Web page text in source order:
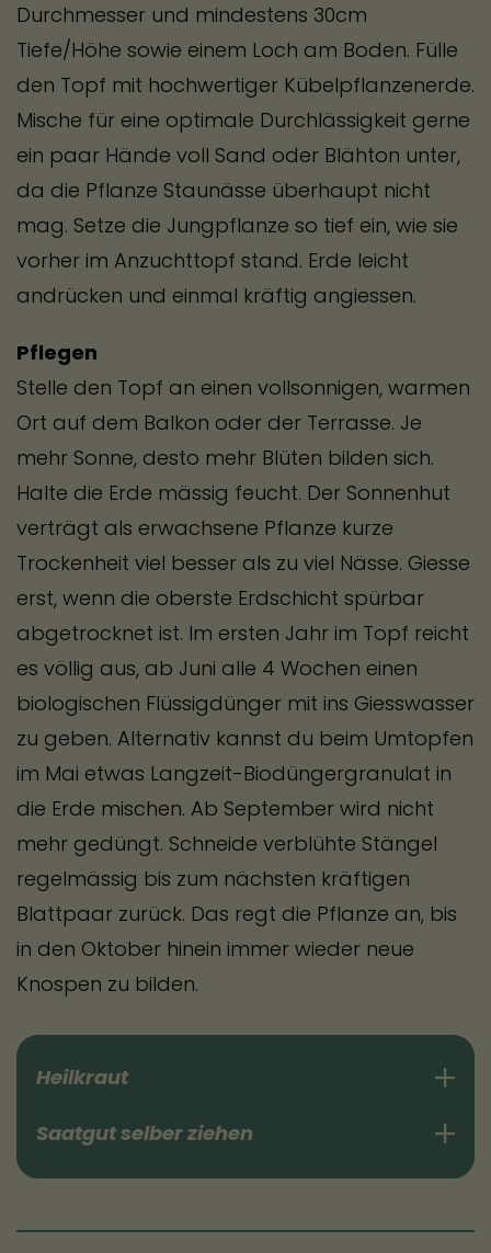
Durchmesser und mindestens 30cm
Tiefe/Höhe sowie einem Loch am Boden. Fülle
den Topf mit hochwertiger Kübelpflanzenerde.
Mische für eine optimale Durchlässigkeit gerne
ein paar Hände voll Sand oder Blähton unter,
da die Pflanze Staunässe überhaupt nicht
mag. Setze die Jungpflanze so tief ein, wie sie
vorher im Anzuchttopf stand. Erde leicht
andrücken und einmal kräftig angiessen.
Pflegen
Stelle den Topf an einen vollsonnigen, warmen
Ort auf dem Balkon oder der Terrasse. Je
mehr Sonne, desto mehr Blüten bilden sich.
Halte die Erde mässig feucht. Der Sonnenhut
verträgt als erwachsene Pflanze kurze
Trockenheit viel besser als zu viel Nässe. Giesse
erst, wenn die oberste Erdschicht spürbar
abgetrocknet ist. Im ersten Jahr im Topf reicht
es völlig aus, ab Juni alle 4 Wochen einen
biologischen Flüssigdünger mit ins Giesswasser
zu geben. Alternativ kannst du beim Umtopfen
im Mai etwas Langzeit-Biodüngergranulat in
die Erde mischen. Ab September wird nicht
mehr gedüngt. Schneide verblühte Stängel
regelmässig bis zum nächsten kräftigen
Blattpaar zurück. Das regt die Pflanze an, bis
in den Oktober hinein immer wieder neue
Knospen zu bilden.
Heilkraut
Saatgut selber ziehen